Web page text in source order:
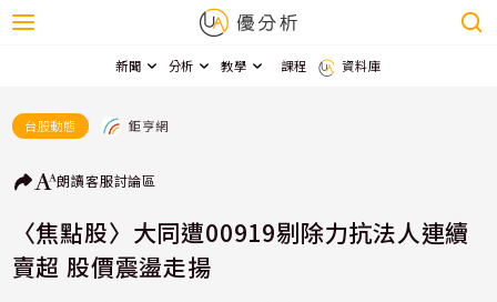
新聞 分析 教學 課程 資料庫
台股動態 鉅亨網
朗讀客服討論區
〈焦點股〉大同遭00919剔除力抗法人連續
賣超 股價震盪走揚